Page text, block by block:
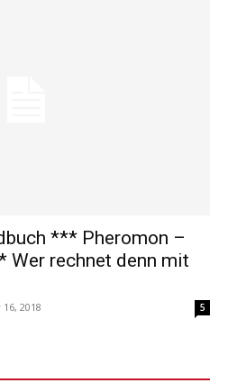
*** Pheromon –
Wer rechnet denn mit
16, 2018 5